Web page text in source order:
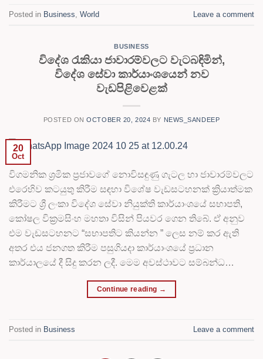
Posted in Business World Leave a comment
BUSINESS
විදේශ රැකියා ජාවාරම්වලට වැටබඳිමින්‚
විදේශ සේවා කාර්යාංශයෙන් නව
වැඩපිළිවෙළක්
POSTED ONOCTOBER 20, 2024 BY NEWS_SANDEEP
20
Oct
විගමනික ශ්‍රමික ප්‍රජාවගේ නොවිසඳුණු ගැටල හා ජාවාරම්වලට
එරෙහිව කටයුතු කිරීම සඳහා විශේෂ වැඩසටහනක් ක්‍රියාත්මක
කිරීමට ශ්‍රී ලංකා විදේශ සේවා නියුක්ති කාර්යාංශයේ සභාපති,
කෝෂල වික්‍රමසිංහ මහතා විසින් පියවර ගෙන තිබේ. ඒ අනුව
එම වැඩසටහනට “සභාපතිට කියන්න ” ලෙස නම් කර ඇති
අතර එය ජනගත කිරීම පසුගියදා කාර්යාංශයේ ප්‍රධාන
කාර්යාලයේ දී සිදු කරන ලදී. මෙම අවස්ථාවට සම්බන්ධ…
Continue reading →
Posted in Business Leave a comment